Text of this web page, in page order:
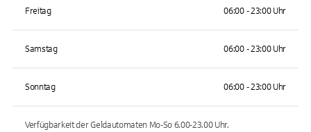
Freitag 06:00 - 23:00 Uhr
Samstag 06:00 - 23:00 Uhr
Sonntag 06:00 - 23:00 Uhr
Verfügbarkeit der Geldautomaten Mo-So 6.00-23.00Uhr.